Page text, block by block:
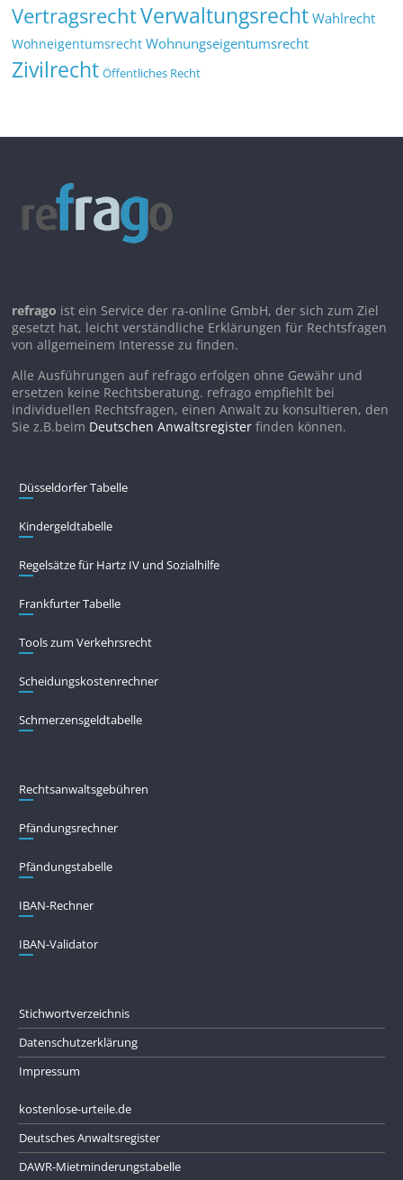
VertragsrechtVerwaltungsrecht Wahlrecht
Wohneigentumsrecht Wohnungseigentumsrecht
Zivilrecht Öffentliches Recht
refrago ist ein Service der ra-online GmbH, der sich zum Ziel
gesetzt hat, leicht verständliche Erklärungen für Rechtsfragen
von allgemeinem Interesse zu finden.
Alle Ausführungen auf refrago erfolgen ohne Gewähr und
ersetzen keine Rechtsberatung. refrago empfiehlt bei
individuellen Rechtsfragen, einen Anwalt zu konsultieren, den
Sie z.B.beim Deutschen Anwaltsregister finden können.
Düsseldorfer Tabelle
Kindergeldtabelle
Regelsätze für Hartz IV und Sozialhilfe
Frankfurter Tabelle
Tools zum Verkehrsrecht
Scheidungskostenrechner
Schmerzensgeldtabelle
Rechtsanwaltsgebühren
Pfändungs­rechner
Pfändungs­tabelle
IBAN-Rechner
IBAN-Validator
Stichwortverzeichnis
Datenschutzerklärung
Impressum
kostenlose-urteile.de
Deutsches Anwaltsregister
DAWR-Mietminderungstabelle